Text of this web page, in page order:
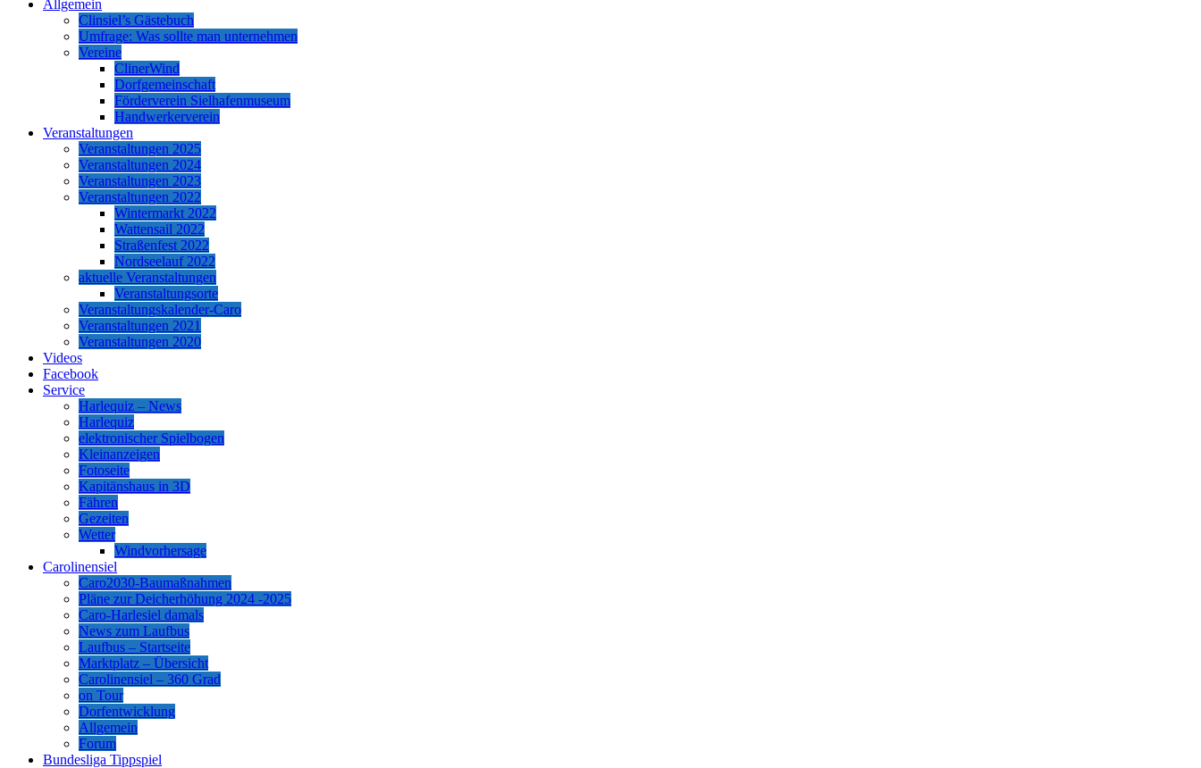
Allgemein
Clinsiel’s Gästebuch
Umfrage: Was sollte man unternehmen
Vereine
ClinerWind
Dorfgemeinschaft
Förderverein Sielhafenmuseum
Handwerkerverein
Veranstaltungen
Veranstaltungen 2025
Veranstaltungen 2024
Veranstaltungen 2023
Veranstaltungen 2022
Wintermarkt 2022
Wattensail 2022
Straßenfest 2022
Nordseelauf 2022
aktuelle Veranstaltungen
Veranstaltungsorte
Veranstaltungskalender-Caro
Veranstaltungen 2021
Veranstaltungen 2020
Videos
Facebook
Service
Harlequiz – News
Harlequiz
elektronischer Spielbogen
Kleinanzeigen
Fotoseite
Kapitänshaus in 3D
Fähren
Gezeiten
Wetter
Windvorhersage
Carolinensiel
Caro2030-Baumaßnahmen
Pläne zur Deicherhöhung 2024 -2025
Caro-Harlesiel damals
News zum Laufbus
Laufbus – Startseite
Marktplatz – Übersicht
Carolinensiel – 360 Grad
on Tour
Dorfentwicklung
Allgemein
Forum
Bundesliga Tippspiel